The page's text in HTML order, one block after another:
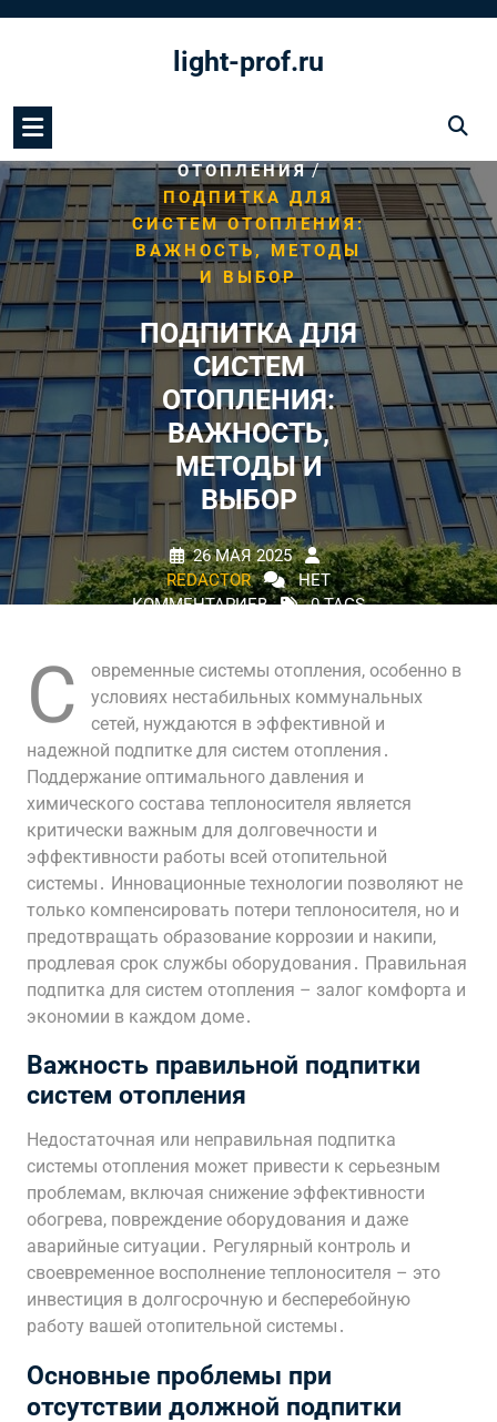
light-prof.ru
ОТОПЛЕНИЯ/
ПОДПИТКА ДЛЯ
СИСТЕМ ОТОПЛЕНИЯ:
ВАЖНОСТЬ, МЕТОДЫ
И ВЫБОР
ПОДПИТКА ДЛЯ
СИСТЕМ
ОТОПЛЕНИЯ:
ВАЖНОСТЬ,
МЕТОДЫ И
ВЫБОР
26 МАЯ 2025
REDACTOR
НЕТ
КОММЕНТАРИЕВ
0 TAGS
С
овременные системы отопления, особенно в
условиях нестабильных коммунальных
сетей, нуждаются в эффективной и
надежной подпитке для систем отопления․
Поддержание оптимального давления и
химического состава теплоносителя является
критически важным для долговечности и
эффективности работы всей отопительной
системы․ Инновационные технологии позволяют не
только компенсировать потери теплоносителя, но и
предотвращать образование коррозии и накипи,
продлевая срок службы оборудования․ Правильная
подпитка для систем отопления – залог комфорта и
экономии в каждом доме․
Важность правильной подпитки
систем отопления
Недостаточная или неправильная подпитка
системы отопления может привести к серьезным
проблемам, включая снижение эффективности
обогрева, повреждение оборудования и даже
аварийные ситуации․ Регулярный контроль и
своевременное восполнение теплоносителя – это
инвестиция в долгосрочную и бесперебойную
работу вашей отопительной системы․
Основные проблемы при
отсутствии должной подпитки